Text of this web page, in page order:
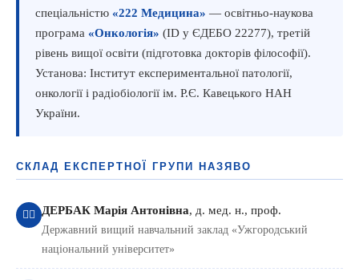
спеціальністю «222 Медицина» — освітньо-наукова
програма «Онкологія» (ID у ЄДЕБО 22277), третій
рівень вищої освіти (підготовка докторів філософії).
Установа: Інститут експериментальної патології,
онкології і радіобіології ім. Р.Є. Кавецького НАН
України.
СКЛАД ЕКСПЕРТНОЇ ГРУПИ НАЗЯВО
👩‍⚕️ ДЕРБАК Марія Антонівна, д. мед. н., проф.
Державний вищий навчальний заклад «Ужгородський
національний університет»